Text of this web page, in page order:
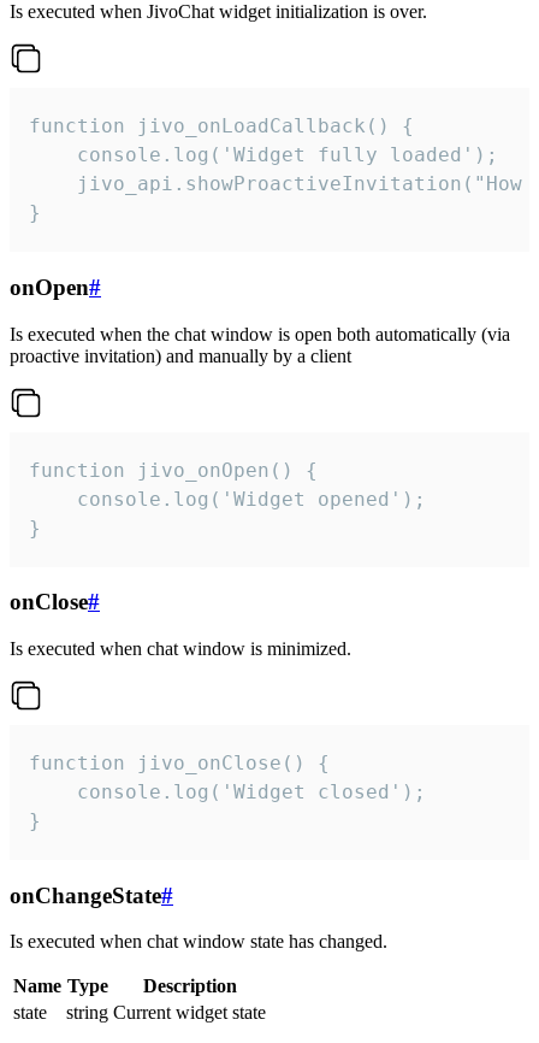
Is executed when JivoChat widget initialization is over.
function jivo_onLoadCallback() {
    console.log('Widget fully loaded');
jivo_api.showProactiveInvitation("How
}
onOpen#
Is executed when the chat window is open both automatically (via
proactive invitation) and manually by a client
function jivo_onOpen() {
    console.log('Widget opened');
}
onClose#
Is executed when chat window is minimized.
function jivo_onClose() {
    console.log('Widget closed');
}
onChangeState#
Is executed when chat window state has changed.
Name Type
Description
state
string Current widget state